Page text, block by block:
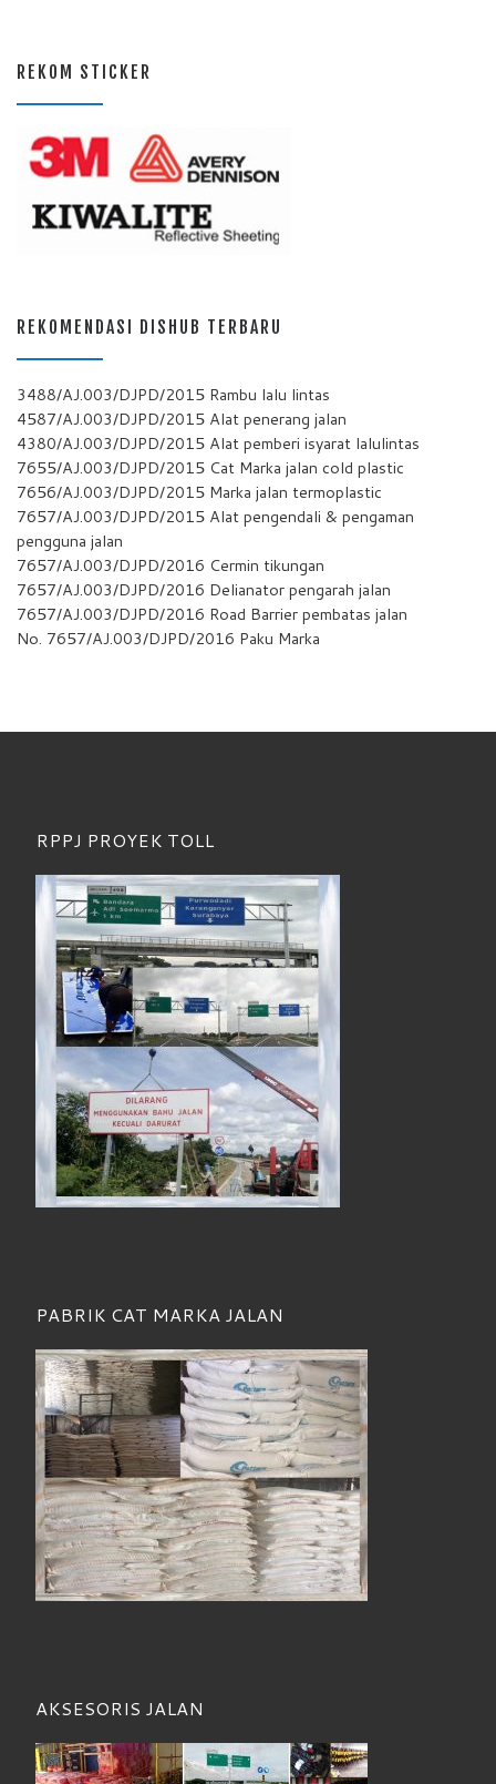
REKOM STICKER
REKOMENDASI DISHUB TERBARU
3488/AJ.003/DJPD/2015 Rambu lalu lintas
4587/AJ.003/DJPD/2015 Alat penerang jalan
4380/AJ.003/DJPD/2015 Alat pemberi isyarat lalulintas
7655/AJ.003/DJPD/2015 Cat Marka jalan cold plastic
7656/AJ.003/DJPD/2015 Marka jalan termoplastic
7657/AJ.003/DJPD/2015 Alat pengendali & pengaman
pengguna jalan
7657/AJ.003/DJPD/2016 Cermin tikungan
7657/AJ.003/DJPD/2016 Delianator pengarah jalan
7657/AJ.003/DJPD/2016 Road Barrier pembatas jalan
No. 7657/AJ.003/DJPD/2016 Paku Marka
RPPJ PROYEK TOLL
PABRIK CAT MARKA JALAN
AKSESORIS JALAN